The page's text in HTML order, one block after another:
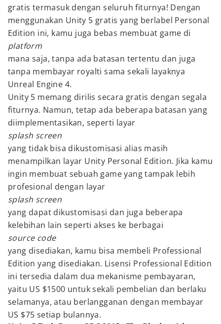
gratis termasuk dengan seluruh fiturnya! Dengan
menggunakan Unity 5 gratis yang berlabel Personal
Edition ini, kamu juga bebas membuat game di
platform
mana saja, tanpa ada batasan tertentu dan juga
tanpa membayar royalti sama sekali layaknya
Unreal Engine 4.
Unity 5 memang dirilis secara gratis dengan segala
fiturnya. Namun, tetap ada beberapa batasan yang
diimplementasikan, seperti layar
splash screen
yang tidak bisa dikustomisasi alias masih
menampilkan layar Unity Personal Edition. Jika kamu
ingin membuat sebuah game yang tampak lebih
profesional dengan layar
splash screen
yang dapat dikustomisasi dan juga beberapa
kelebihan lain seperti akses ke berbagai
source code
yang disediakan, kamu bisa membeli Professional
Edition yang disediakan. Lisensi Professional Edition
ini tersedia dalam dua mekanisme pembayaran,
yaitu US $1500 untuk sekali pembelian dan berlaku
selamanya, atau berlangganan dengan membayar
US $75 setiap bulannya.